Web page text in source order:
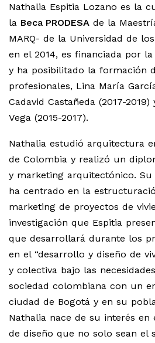
Nathalia Espitia Lozano es la
la Beca PRODESA de la
MARQ- de la Universidad de
en el 2014, es financiada por la
y ha posibilitado la formación
profesionales, Lina María
Cadavid Castañeda (2017-
Vega (2015-2017).
Nathalia estudió arquitectura
de Colombia y realizó un
y marketing arquitectónico.
ha centrado en la
marketing de proyectos de
investigación que Espitia
que desarrollará durante los
en el “desarrollo y diseño de
y colectiva bajo las
sociedad colombiana con un
ciudad de Bogotá y en su
Nathalia nace de su interés
de diseño que no solo sean el